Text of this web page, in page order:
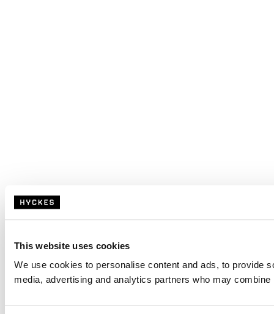
This website uses cookies
We use cookies to personalise content and ads, to provide
media, advertising and analytics partners who may